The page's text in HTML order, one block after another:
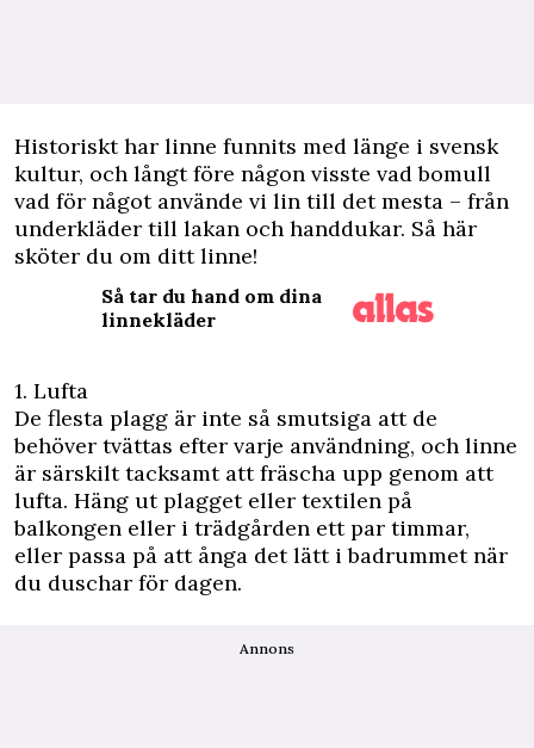
Historiskt har linne funnits med länge i svensk
kultur, och långt före någon visste vad bomull
vad för något använde vi lin till det mesta – från
underkläder till lakan och handdukar. Så här
sköter du om ditt linne!
Så tar du hand om dina
linnekläder
1. Lufta
De flesta plagg är inte så smutsiga att de
behöver tvättas efter varje användning, och linne
är särskilt tacksamt att fräscha upp genom att
lufta. Häng ut plagget eller textilen på
balkongen eller i trädgården ett par timmar,
eller passa på att ånga det lätt i badrummet när
du duschar för dagen.
Annons